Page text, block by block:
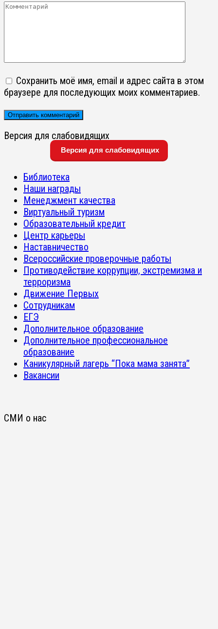
Комментарий
Сохранить моё имя, email и адрес сайта в этом
браузере для последующих моих комментариев.
Версия для слабовидящих
Версия для слабовидящих
Библиотека
Наши награды
Менеджмент качества
Виртуальный туризм
Образовательный кредит
Центр карьеры
Наставничество
Всероссийские проверочные работы
Противодействие коррупции, экстремизма и
терроризма
Движение Первых
Сотрудникам
ЕГЭ
Дополнительное образование
Дополнительное профессиональное
образование
Каникулярный лагерь “Пока мама занята”
Вакансии
СМИ о нас